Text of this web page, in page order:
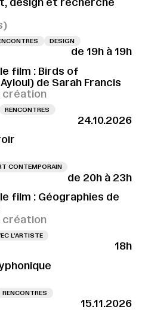
DESIGN
de 19h à 19h
film : Birds of
de Sarah Francis
création
RENCONTRES
24.10.2026
CONTEMPORAIN
de 20h à 23h
film : Géographies de
création
L’ARTISTE
18h
RENCONTRES
15.11.2026